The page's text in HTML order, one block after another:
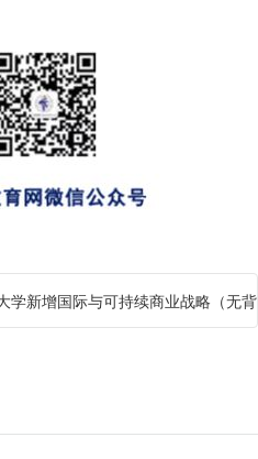
学新增国际与可持续商业战略（无背